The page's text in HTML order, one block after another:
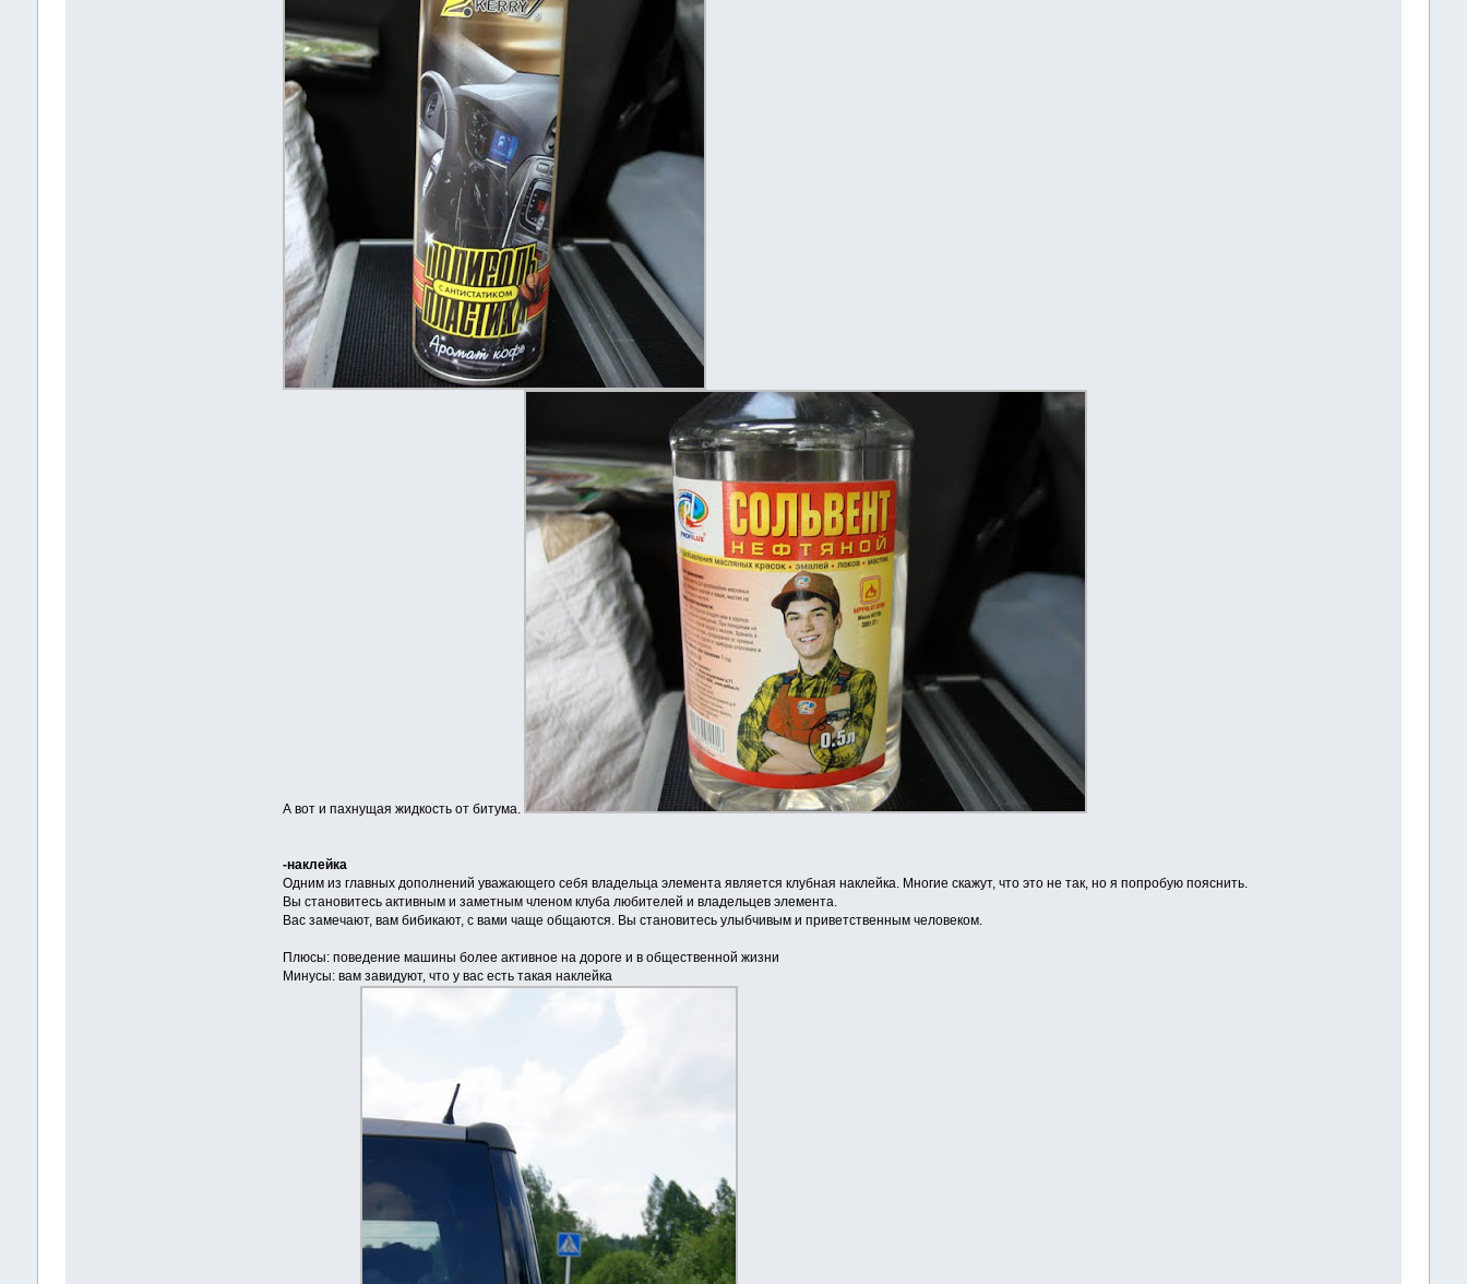
А вот и пахнущая жидкость от битума.
-наклейка
Одним из главных дополнений уважающего себя владельца элемента является клубная наклейка. Многие скажут, что это не так, но я попробую пояснить.
Вы становитесь активным и заметным членом клуба любителей и владельцев элемента.
Вас замечают, вам бибикают, с вами чаще общаются. Вы становитесь улыбчивым и приветственным человеком.
Плюсы: поведение машины более активное на дороге и в общественной жизни
Минусы: вам завидуют, что у вас есть такая наклейка